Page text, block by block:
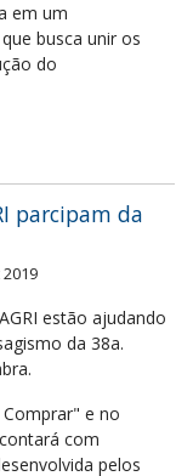
em um
busca unir os
do
parcipam da
estão ajudando
da 38a.
e no
com
pelos